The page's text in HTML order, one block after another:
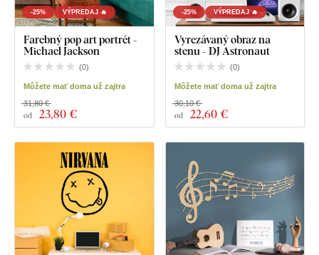
-25% VÝPREDAJ 🔥
Farebný pop art portrét -
Michael Jackson
(0)
Môžete mať doma už zajtra
od 23,80 €
31,80 €
-25% VÝPREDAJ 🔥
Vyrezávaný obraz na
stenu - DJ Astronaut
(0)
Môžete mať doma už zajtra
od 22,60 €
30,10 €